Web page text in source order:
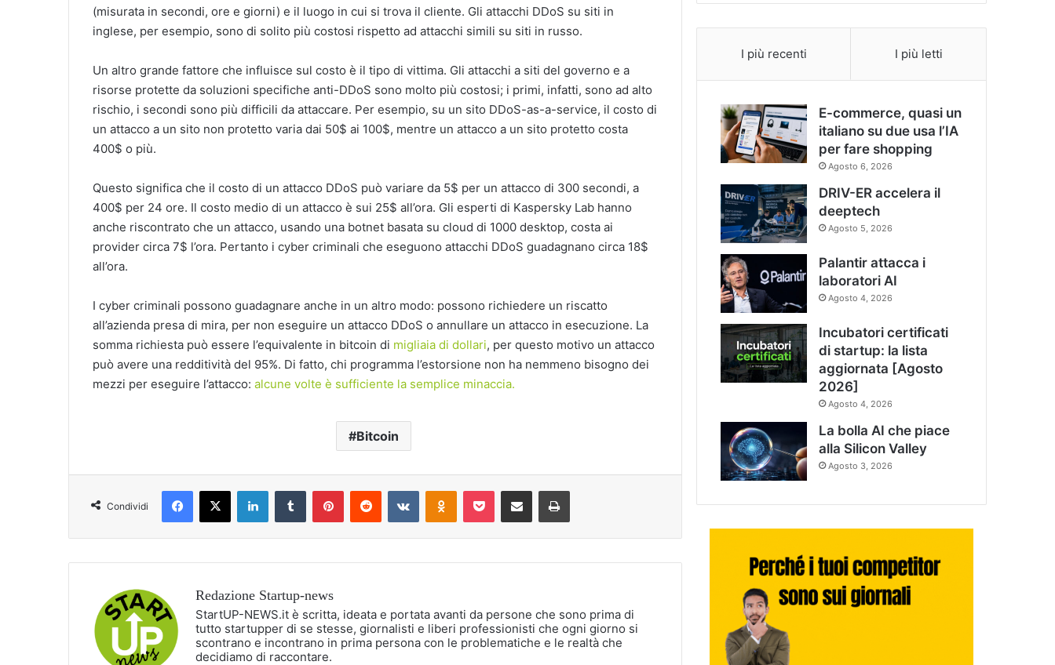
(misurata in secondi, ore e giorni) e il luogo in cui si trova il cliente. Gli attacchi DDoS su siti in
inglese, per esempio, sono di solito più costosi rispetto ad attacchi simili su siti in russo.
Un altro grande fattore che influisce sul costo è il tipo di vittima. Gli attacchi a siti del governo e a
risorse protette da soluzioni specifiche anti-DDoS sono molto più costosi; i primi, infatti, sono ad alto
rischio, i secondi sono più difficili da attaccare. Per esempio, su un sito DDoS-as-a-service, il costo di
un attacco a un sito non protetto varia dai 50$ ai 100$, mentre un attacco a un sito protetto costa
400$ o più.
Questo significa che il costo di un attacco DDoS può variare da 5$ per un attacco di 300 secondi, a
400$ per 24 ore. Il costo medio di un attacco è sui 25$ all’ora. Gli esperti di Kaspersky Lab hanno
anche riscontrato che un attacco, usando una botnet basata su cloud di 1000 desktop, costa ai
provider circa 7$ l’ora. Pertanto i cyber criminali che eseguono attacchi DDoS guadagnano circa 18$
all’ora.
I cyber criminali possono guadagnare anche in un altro modo: possono richiedere un riscatto
all’azienda presa di mira, per non eseguire un attacco DDoS o annullare un attacco in esecuzione. La
somma richiesta può essere l’equivalente in bitcoin di migliaia di dollari, per questo motivo un attacco
può avere una redditività del 95%. Di fatto, chi programma l’estorsione non ha nemmeno bisogno dei
mezzi per eseguire l’attacco: alcune volte è sufficiente la semplice minaccia.
Bitcoin
Condividi
Facebook
X LinkedInTumblrPinterestRedditVKontakteOdnoklassniki
PocketCondividi via Email Stampa
Redazione Startup-news
StartUP-NEWS.it è scritta, ideata e portata avanti da persone che sono prima di
tutto startupper di se stesse, giornalisti e liberi professionisti che ogni giorno si
scontrano e incontrano in prima persona con le problematiche e le realtà che
decidiamo di raccontare.
I più recenti I più letti
E-commerce, quasi un
italiano su due usa l’IA
per fare shopping
Agosto 6, 2026
DRIV-ER accelera il
deeptech
Agosto 5, 2026
Palantir attacca i
laboratori AI
Agosto 4, 2026
Incubatori certificati
di startup: la lista
aggiornata [Agosto
2026]
Agosto 4, 2026
La bolla AI che piace
alla Silicon Valley
Agosto 3, 2026